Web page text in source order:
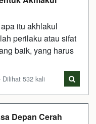
itu akhlakul
perilaku atau sifat
baik, yang harus
532 kali
Depan Cerah